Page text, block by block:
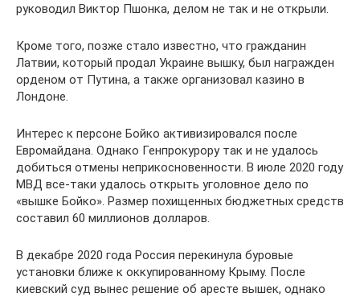
руководил Виктор Пшонка, делом не так и не открыли.
Кроме того, позже стало известно, что гражданин
Латвии, который продал Украине вышку, был награжден
орденом от Путина, а также организовал казино в
Лондоне.
Интерес к персоне Бойко активизировался после
Евромайдана. Однако Генпрокурору так и не удалось
добиться отмены неприкосновенности. В июле 2020 году
МВД все-таки удалось открыть уголовное дело по
«вышке Бойко». Размер похищенных бюджетных средств
составил 60 миллионов долларов.
В декабре 2020 года Россия перекинула буровые
установки ближе к оккупированному Крыму. После
киевский суд вынес решение об аресте вышек, однако